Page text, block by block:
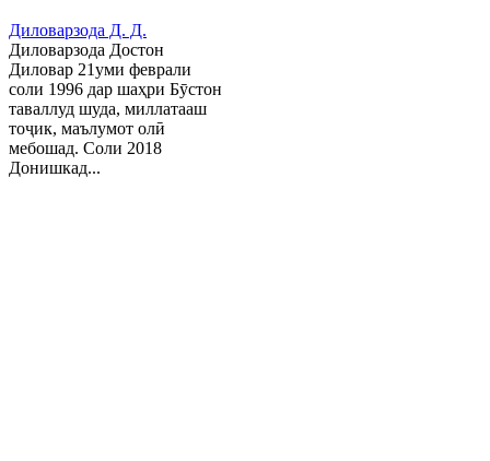
Диловарзода Д. Д.
Диловарзода Достон
Диловар 21уми феврали
соли 1996 дар шаҳри Бӯстон
таваллуд шуда, миллатааш
тоҷик, маълумот олӣ
мебошад. Соли 2018
Донишкад...